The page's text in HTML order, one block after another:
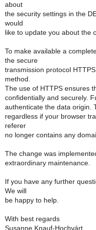
about
the security settings in the
would
like to update you about the
To make available a
the secure
transmission protocol
method.
The use of HTTPS ensures
confidentially and securely.
authenticate the data origin.
regardless if your browser
referer
no longer contains any
The change was
extraordinary maintenance.
If you have any further
We will
be happy to help.
With best regards
Susanne Knauf-Hochvárt